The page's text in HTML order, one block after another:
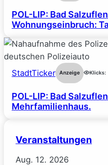
POL-LIP: Bad
Wohnungseinbruch:
StadtTicker Anzeige Klicks:
POL-LIP: Bad
Mehrfamilienhaus.
Veranstaltungen
Aug. 12. 2026